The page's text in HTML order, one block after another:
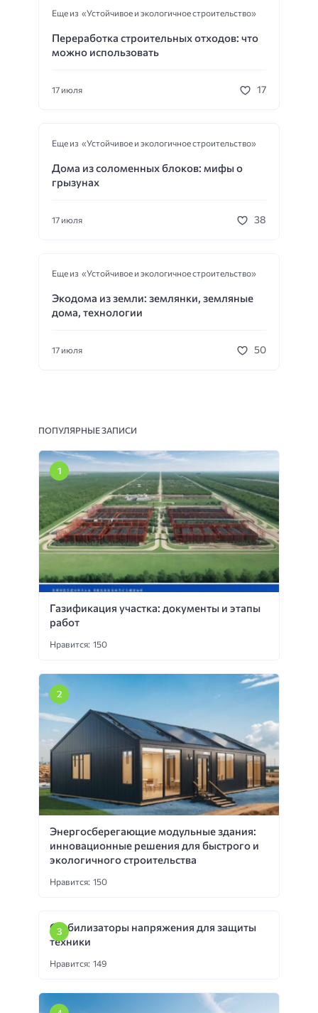
Еще из «Устойчивое и экологичное строительство»
Переработка строительных отходов: что
можно использовать
17 июля 17
Еще из «Устойчивое и экологичное строительство»
Дома из соломенных блоков: мифы о
грызунах
17 июля 38
Еще из «Устойчивое и экологичное строительство»
Экодома из земли: землянки, земляные
дома, технологии
17 июля 50
ПОПУЛЯРНЫЕ ЗАПИСИ
Газификация участка: документы и этапы
работ
Нравится: 150
Энергосберегающие модульные здания:
инновационные решения для быстрого и
экологичного строительства
Нравится: 150
Стабилизаторы напряжения для защиты
техники
Нравится: 149